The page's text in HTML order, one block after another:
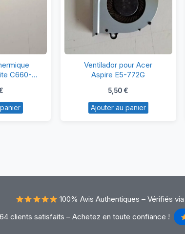
C660-
Ventilador
pour
Acer
E5-
Ventilador pour Acer
Aspire E5-772G
5,50 €
Ajouter au panier
100% Avis Authentiques – Vérifiés via
clients satisfaits – Achetez en toute confiance !